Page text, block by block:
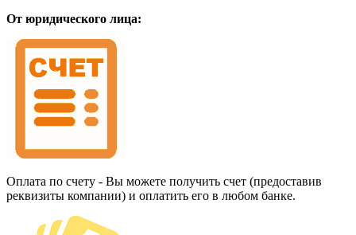
От юридического лица:
Оплата по счету - Вы можете получить счет (предоставив
реквизиты компании) и оплатить его в любом банке.